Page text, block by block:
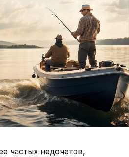
частых недочетов,